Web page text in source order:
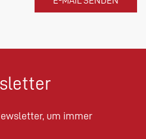
um immer